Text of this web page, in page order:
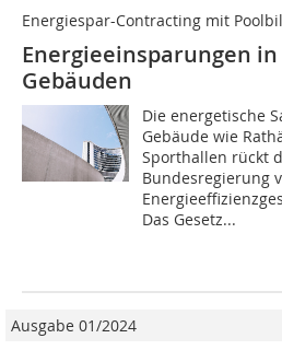
Energiespar-Contracting mit
Energieeinsparungen
Gebäuden
Die energetische
Gebäude wie
Sporthallen rückt
Bundesregierung
Das Gesetz...
Ausgabe 01/2024